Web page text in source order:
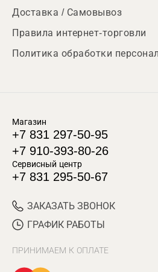
Доставка / Самовывоз
Правила интернет-торговли
Политика обработки
Магазин
+7 831 297-50-95
+7 910-393-80-26
Сервисный центр
+7 831 295-50-67
ЗАКАЗАТЬ ЗВОНОК
ГРАФИК РАБОТЫ
ПРИНИМАЕМ К ОПЛАТЕ